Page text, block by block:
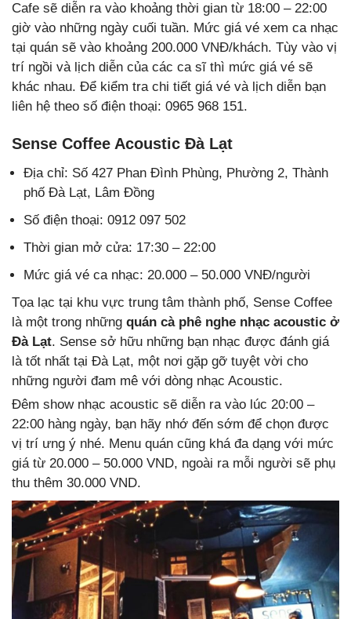
Cafe sẽ diễn ra vào khoảng thời gian từ 18:00 – 22:00
giờ vào những ngày cuối tuần. Mức giá vé xem ca nhạc
tại quán sẽ vào khoảng 200.000 VNĐ/khách. Tùy vào vị
trí ngồi và lịch diễn của các ca sĩ thì mức giá vé sẽ
khác nhau. Để kiểm tra chi tiết giá vé và lịch diễn bạn
liên hệ theo số điện thoại: 0965 968 151.
Sense Coffee Acoustic Đà Lạt
Địa chỉ: Số 427 Phan Đình Phùng, Phường 2, Thành
phố Đà Lạt, Lâm Đồng
Số điện thoại: 0912 097 502
Thời gian mở cửa: 17:30 – 22:00
Mức giá vé ca nhạc: 20.000 – 50.000 VNĐ/người
Tọa lạc tại khu vực trung tâm thành phố, Sense Coffee
là một trong những quán cà phê nghe nhạc acoustic ở
Đà Lạt. Sense sở hữu những bạn nhạc được đánh giá
là tốt nhất tại Đà Lạt, một nơi gặp gỡ tuyệt vời cho
những người đam mê với dòng nhạc Acoustic.
Đêm show nhạc acoustic sẽ diễn ra vào lúc 20:00 –
22:00 hàng ngày, bạn hãy nhớ đến sớm để chọn được
vị trí ưng ý nhé. Menu quán cũng khá đa dạng với mức
giá từ 20.000 – 50.000 VND, ngoài ra mỗi người sẽ phụ
thu thêm 30.000 VND.